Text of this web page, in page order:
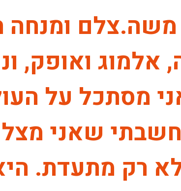
משה.צלם ומנחה
אלמוג ואופק,
מסתכל על
שאני
רק מתעדת.